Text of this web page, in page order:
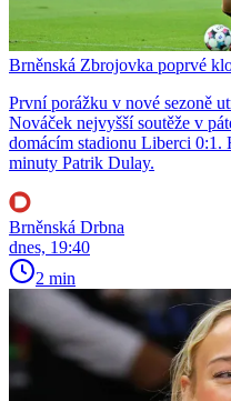
Brněnská Zbrojovka poprvé
První porážku v nové sezoně
Nováček nejvyšší soutěže v
domácím stadionu Liberci 0:1.
minuty Patrik Dulay.
Brněnská Drbna
dnes, 19:40
2 min